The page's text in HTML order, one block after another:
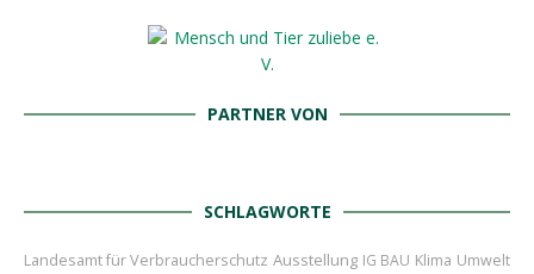
PARTNER VON
SCHLAGWORTE
Landesamt für Verbraucherschutz Ausstellung IG BAU Klima Umwelt